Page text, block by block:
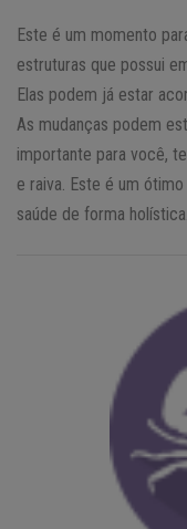
Este é um momento
estruturas que possui
Elas podem já estar
As mudanças podem
importante para você,
e raiva. Este é um
saúde de forma holística.